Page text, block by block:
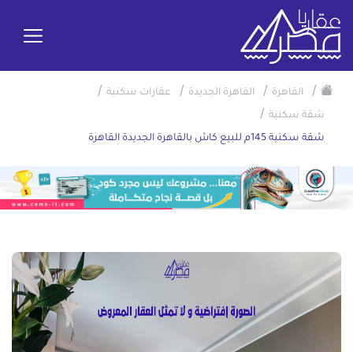
/ القاهرة / القاهرة الجديدة / عقارات سكنية /
شقة سكنية /
شقة سكنية 145م للبيع كاش بالقاهرة الجديدة القاهرة